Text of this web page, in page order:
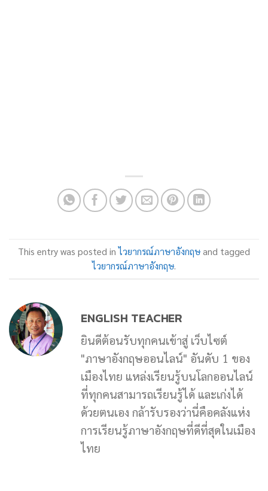
This entry was posted inไวยากรณ์ภาษาอังกฤษand tagged
ไวยากรณ์ภาษาอังกฤษ.
ENGLISH TEACHER
ยินดีต้อนรับทุกคนเข้าสู่ เว็บไซต์
"ภาษาอังกฤษออนไลน์" อันดับ 1 ของ
เมืองไทย แหล่งเรียนรู้บนโลกออนไลน์
ที่ทุกคนสามารถเรียนรู้ได้ และเก่งได้
ด้วยตนเอง กล้ารับรองว่านี่คือคลังแห่ง
การเรียนรู้ภาษาอังกฤษที่ดีที่สุดในเมือง
ไทย